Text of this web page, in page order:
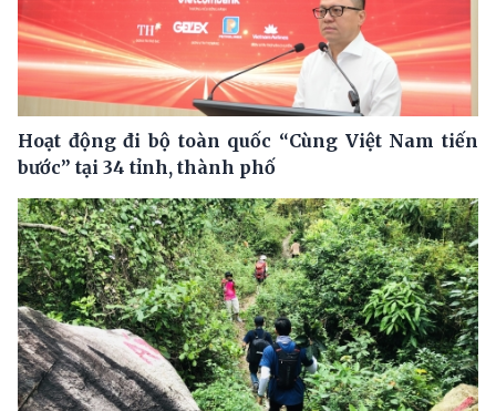
Hoạt động đi bộ toàn quốc “Cùng Việt Nam tiến
bước” tại 34 tỉnh, thành phố